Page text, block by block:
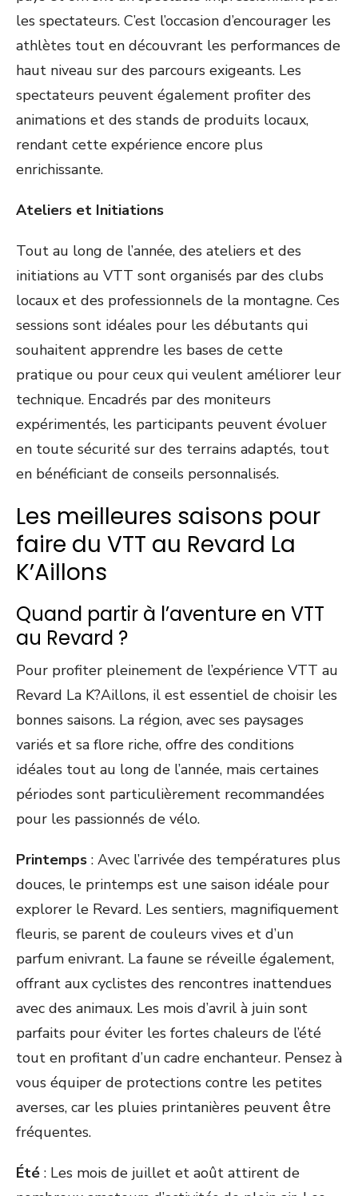
les spectateurs. C’est l’occasion d’encourager les
athlètes tout en découvrant les performances de
haut niveau sur des parcours exigeants. Les
spectateurs peuvent également profiter des
animations et des stands de produits locaux,
rendant cette expérience encore plus
enrichissante.
Ateliers et Initiations
Tout au long de l’année, des ateliers et des
initiations au VTT sont organisés par des clubs
locaux et des professionnels de la montagne. Ces
sessions sont idéales pour les débutants qui
souhaitent apprendre les bases de cette
pratique ou pour ceux qui veulent améliorer leur
technique. Encadrés par des moniteurs
expérimentés, les participants peuvent évoluer
en toute sécurité sur des terrains adaptés, tout
en bénéficiant de conseils personnalisés.
Les meilleures saisons pour
faire du VTT au Revard La
K’Aillons
Quand partir à l’aventure en VTT
au Revard ?
Pour profiter pleinement de l’expérience VTT au
Revard La K?Aillons, il est essentiel de choisir les
bonnes saisons. La région, avec ses paysages
variés et sa flore riche, offre des conditions
idéales tout au long de l’année, mais certaines
périodes sont particulièrement recommandées
pour les passionnés de vélo.
Printemps : Avec l’arrivée des températures plus
douces, le printemps est une saison idéale pour
explorer le Revard. Les sentiers, magnifiquement
fleuris, se parent de couleurs vives et d’un
parfum enivrant. La faune se réveille également,
offrant aux cyclistes des rencontres inattendues
avec des animaux. Les mois d’avril à juin sont
parfaits pour éviter les fortes chaleurs de l’été
tout en profitant d’un cadre enchanteur. Pensez à
vous équiper de protections contre les petites
averses, car les pluies printanières peuvent être
fréquentes.
Été : Les mois de juillet et août attirent de